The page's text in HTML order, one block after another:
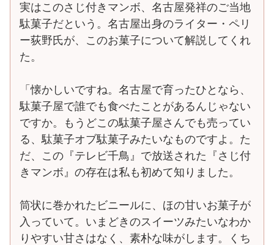
実はこのさじ付きマンボ、名古屋発祥のご当地
駄菓子だという。名古屋出身のライター・ペリ
ー荻野氏が、このお菓子について解説してくれ
た。
「懐かしいですね。名古屋で育ったひとなら、
駄菓子屋で誰でも食べたことがあるんじゃない
ですか。もうどこの駄菓子屋さんでも売ってい
る、駄菓子オブ駄菓子みたいなものですよ。た
だ、この『テレビ千鳥』で放送された『さじ付
きマンボ』の存在は私も初めて知りました。
筒状に巻かれたビニールに、ほの甘いお菓子が
入っていて。いまどきのスイーツみたいなわか
りやすい甘さはなく、素朴な味がします。くち